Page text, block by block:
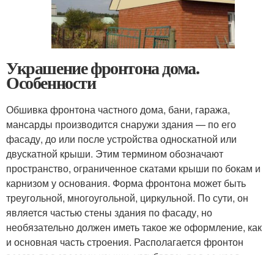
Украшение фронтона дома.
Особенности
Обшивка фронтона частного дома, бани, гаража,
мансарды производится снаружи здания — по его
фасаду, до или после устройства односкатной или
двускатной крыши. Этим термином обозначают
пространство, ограниченное скатами крыши по бокам и
карнизом у основания. Форма фронтона может быть
треугольной, многоугольной, циркульной. По сути, он
является частью стены здания по фасаду, но
необязательно должен иметь такое же оформление, как
и основная часть строения. Располагается фронтон